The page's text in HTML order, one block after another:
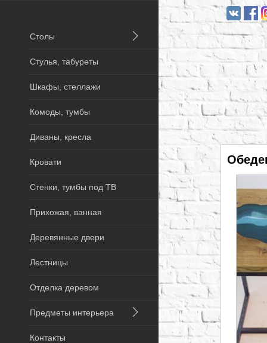
Столы
Стулья, табуреты
Шкафы, стеллажи
Комоды, тумбы
Диваны, кресла
Кровати
Стенки, тумбы под ТВ
Прихожая, ванная
Деревянные двери
Лестницы
Отделка деревом
Предметы интерьера
Контакты